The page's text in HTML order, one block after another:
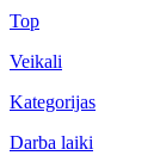
Top
Veikali
Kategorijas
Darba laiki